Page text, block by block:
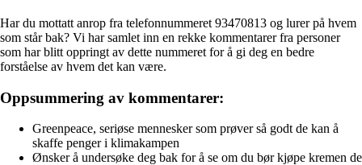
Har du mottatt anrop fra telefonnummeret 93470813 og lurer på hvem
som står bak? Vi har samlet inn en rekke kommentarer fra personer
som har blitt oppringt av dette nummeret for å gi deg en bedre
forståelse av hvem det kan være.
Oppsummering av kommentarer:
Greenpeace, seriøse mennesker som prøver så godt de kan å
skaffe penger i klimakampen
Ønsker å undersøke deg bak for å se om du bør kjøpe kremen de